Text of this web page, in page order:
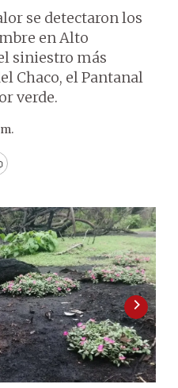
se detectaron los
en Alto
siniestro más
Chaco, el Pantanal
verde.